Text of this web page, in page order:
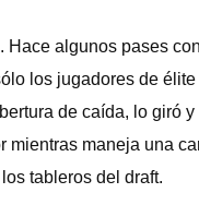
algunos pases
los jugadores de
de caída, lo giró
maneja una
tableros del draft.